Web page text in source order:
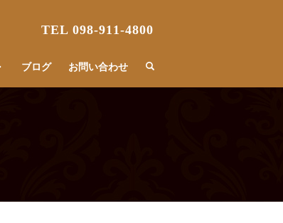
ブログ お問い合わせ
TEL 098-911-4800